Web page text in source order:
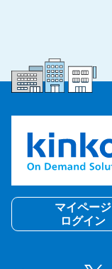
マイページ
ログイン